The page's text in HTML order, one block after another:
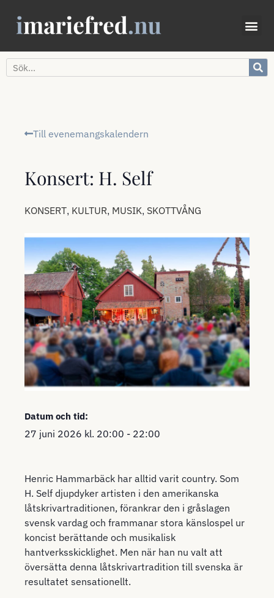
Till evenemangskalendern
Konsert: H. Self
KONSERT, KULTUR, MUSIK, SKOTTVÅNG
Datum och tid:
27 juni 2026 kl. 20:00 - 22:00
Henric Hammarbäck har alltid varit country. Som
H. Self djupdyker artisten i den amerikanska
låtskrivartraditionen, förankrar den i gråslagen
svensk vardag och frammanar stora känslospel ur
koncist berättande och musikalisk
hantverksskicklighet. Men när han nu valt att
översätta denna låtskrivartradition till svenska är
resultatet sensationellt.